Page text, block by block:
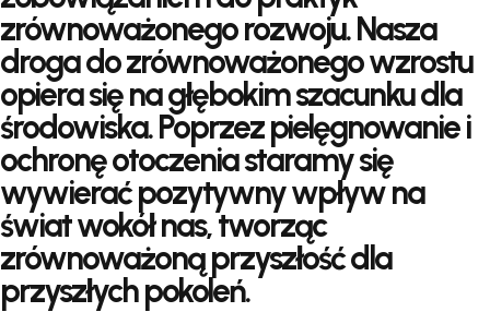
zrównoważonego rozwoju. Nasza
droga do zrównoważonego wzrostu
opiera się na głębokim szacunku dla
środowiska. Poprzez pielęgnowanie i
ochronę otoczenia staramy się
wywierać pozytywny wpływ na
świat wokół nas, tworząc
zrównoważoną przyszłość dla
przyszłych pokoleń.